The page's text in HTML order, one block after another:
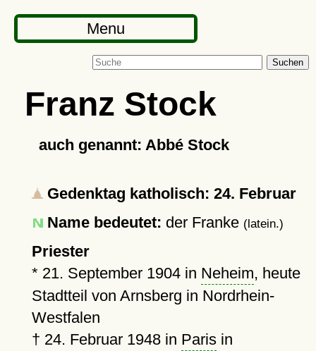
Menu
Suchen
Franz Stock
auch genannt: Abbé Stock
Gedenktag katholisch: 24. Februar
Name bedeutet: der Franke (latein.)
Priester
* 21. September 1904in Neheim, heute
Stadtteil von Arnsberg in Nordrhein-
Westfalen
† 24. Februar 1948in Parisin